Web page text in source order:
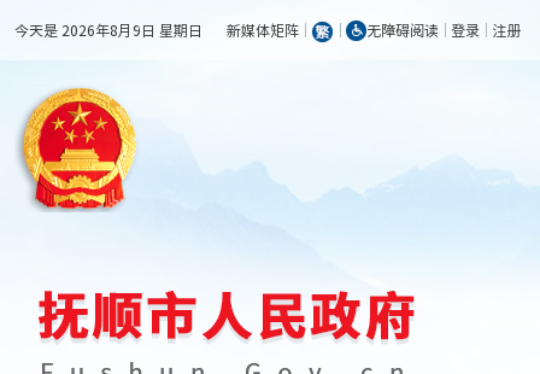
今天是 2026年8月9日 星期日 新媒体矩阵 无障碍阅读 登录 注册